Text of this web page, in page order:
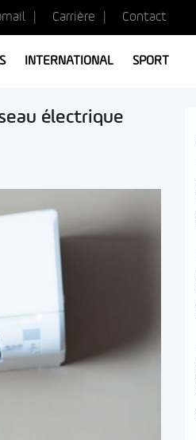
Carrière Contact
INTERNATIONAL SPORT
électrique